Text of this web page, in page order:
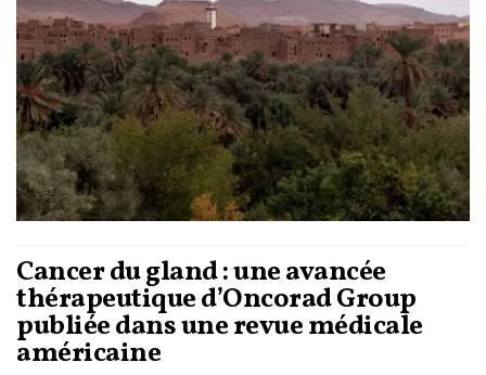
Cancer du gland : une avancée
thérapeutique d’Oncorad Group
publiée dans une revue médicale
américaine